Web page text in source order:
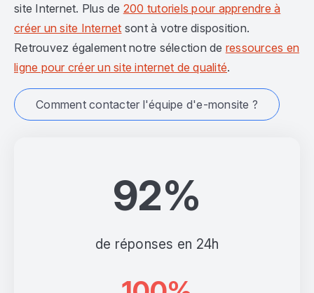
92%
de réponses en 24h
site Internet. Plus de 200 tutoriels pour apprendre à
créer un site Internet sont à votre disposition.
Retrouvez également notre sélection de ressources en
ligne pour créer un site internet de qualité.
Comment contacter l'équipe d'e-monsite ?